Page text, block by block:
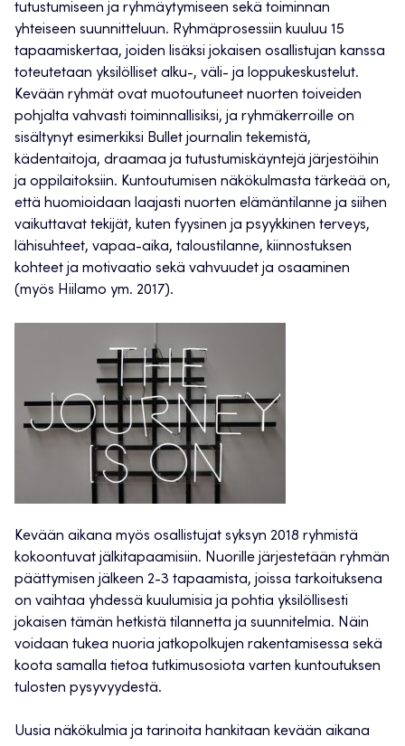
tutustumiseen ja ryhmäytymiseen sekä toiminnan
yhteiseen suunnitteluun. Ryhmäprosessiin kuuluu 15
tapaamiskertaa, joiden lisäksi jokaisen osallistujan kanssa
toteutetaan yksilölliset alku-, väli- ja loppukeskustelut.
Kevään ryhmät ovat muotoutuneet nuorten toiveiden
pohjalta vahvasti toiminnallisiksi, ja ryhmäkerroille on
sisältynyt esimerkiksi Bullet journalin tekemistä,
kädentaitoja, draamaa ja tutustumiskäyntejä järjestöihin
ja oppilaitoksiin. Kuntoutumisen näkökulmasta tärkeää on,
että huomioidaan laajasti nuorten elämäntilanne ja siihen
vaikuttavat tekijät, kuten fyysinen ja psyykkinen terveys,
lähisuhteet, vapaa-aika, taloustilanne, kiinnostuksen
kohteet ja motivaatio sekä vahvuudet ja osaaminen
(myös Hiilamo ym. 2017).
Kevään aikana myös osallistujat syksyn 2018 ryhmistä
kokoontuvat jälkitapaamisiin. Nuorille järjestetään ryhmän
päättymisen jälkeen 2-3 tapaamista, joissa tarkoituksena
on vaihtaa yhdessä kuulumisia ja pohtia yksilöllisesti
jokaisen tämän hetkistä tilannetta ja suunnitelmia. Näin
voidaan tukea nuoria jatkopolkujen rakentamisessa sekä
koota samalla tietoa tutkimusosiota varten kuntoutuksen
tulosten pysyvyydestä.
Uusia näkökulmia ja tarinoita hankitaan kevään aikana